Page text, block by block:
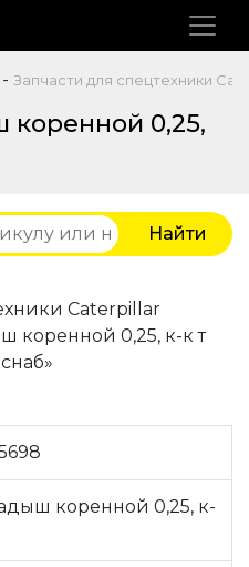
- Запчасти для спецтехники
0,25,
коренной 0,25, к-